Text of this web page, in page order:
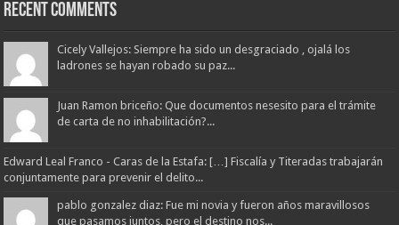
Recent Comments
Cicely Vallejos: Siempre ha sido un desgraciado , ojalá los
ladrones se hayan robado su paz...
Juan Ramon briceño: Que documentos nesesito para el trámite
de carta de no inhabilitación?...
Edward Leal Franco - Caras de la Estafa: […] Fiscalía y Titeradas trabajarán
conjuntamente para prevenir el delito...
pablo gonzalez diaz: Fue mi novia y fueron años maravillosos
que pasamos juntos, pero el destino nos...